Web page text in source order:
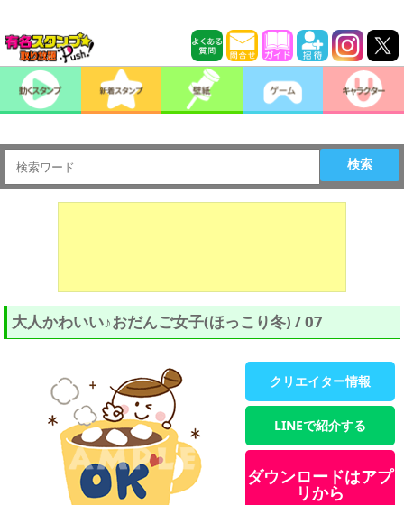
検索
大人かわいい♪おだんご女子(ほっこり冬) / 07
クリエイター情報
LINEで紹介する
ダウンロードはアプ
リから